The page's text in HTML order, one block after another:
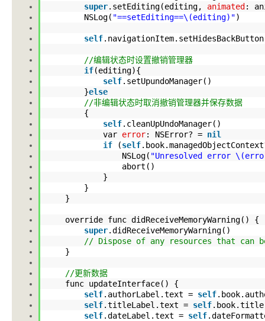
super.setEditing(editing, animated :
NSLog( "==setEditing==\(editing)")
self.navigationItem.setHidesBackButton
//编辑状态时设置撤销管理器
if(editing){
self.setUpundoManager()
}else
//非编辑状态时取消撤销管理器并保存数据
{
self.cleanUpUndoManager()
var error: NSError? = nil
if (self.book.managedObjectContext
NSLog( "Unresolved error
abort()
}
}
}
override func didReceiveMemoryWarning()
super.didReceiveMemoryWarning()
// Dispose of any resources that can
}
//更新数据
func updateInterface() {
self.authorLabel .text = self.book
self.titleLabel .text = self.book.title
self.dateLabel .text = self